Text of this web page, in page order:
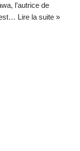
l’autrice de
Lire la suite »